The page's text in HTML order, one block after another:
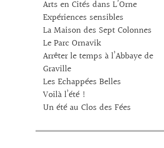
Arts en Cités dans L’Orne
Expériences sensibles
La Maison des Sept Colonnes
Le Parc Ornavik
Arrêter le temps à l’Abbaye de
Graville
Les Echappées Belles
Voilà l’été !
Un été au Clos des Fées